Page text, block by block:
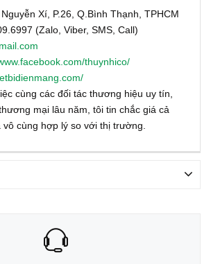
Xí, P.26, Q.Bình Thạnh, TPHCM
(Zalo, Viber, SMS, Call)
thuynhico/
cùng các đối tác thương hiệu uy tín,
mại lâu năm, tôi tin chắc giá cả
cùng hợp lý so với thị trường.